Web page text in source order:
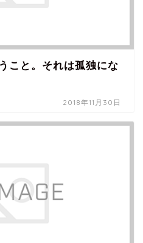
こと。それは孤独にな
2018年11月30日